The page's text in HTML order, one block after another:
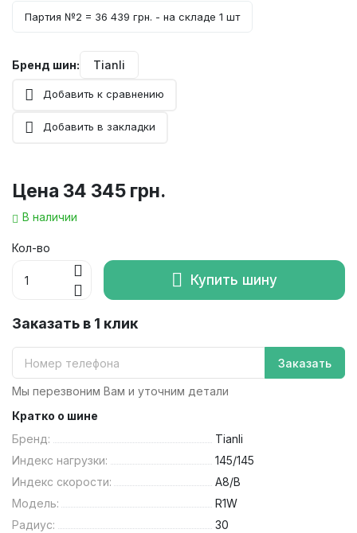
Партия №2 = 36 439 грн. - на складе 1 шт
Бренд шин: Tianli
Добавить к сравнению
Добавить в закладки
Цена 34 345 грн.
В наличии
Кол-во
Купить шину
Заказать в 1 клик
Заказать
Мы перезвоним Вам и уточним детали
Кратко о шине
Бренд:
Tianli
Индекс нагрузки:
145/145
Индекс скорости:
A8/B
Модель:
R1W
Радиус:
30